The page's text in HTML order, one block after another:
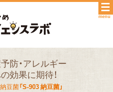
menu
防・アレルギー
効果に期待！
豆菌「S-903 納豆菌」